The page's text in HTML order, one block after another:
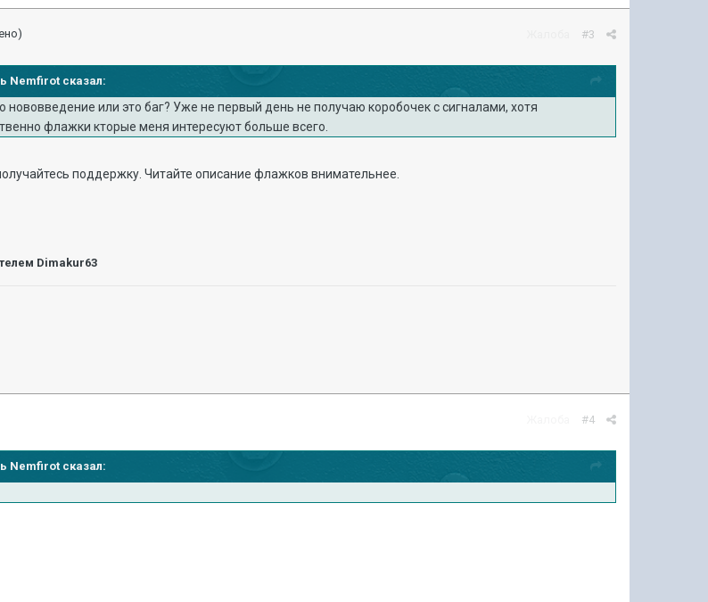
#3
Nemfirot сказал:
нововведение или это баг? Уже не первый день не получаю коробочек с сигналами, хотя
флажки кторые меня интересуют больше всего.
поддержку. Читайте описание флажков внимательнее.
Dimakur63
#4
Nemfirot сказал: